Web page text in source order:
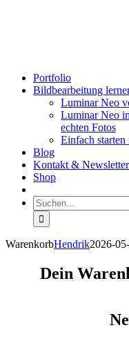
Portfolio
Bildbearbeitung
Luminar Neo
Luminar Neo
echten Fotos
Einfach
Blog
Kontakt & Newsletter
Shop
Suche
nach:
WarenkorbHendrik2026-
Dein